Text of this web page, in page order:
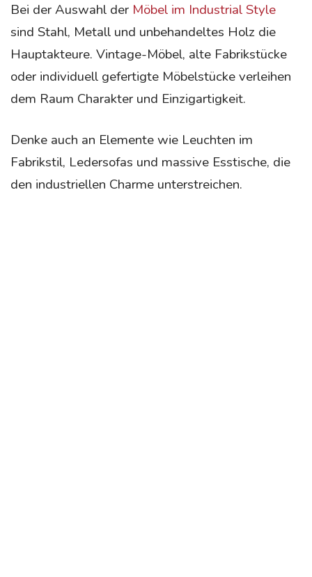
Bei der Auswahl der Möbel im Industrial Style
sind Stahl, Metall und unbehandeltes Holz die
Hauptakteure. Vintage-Möbel, alte Fabrikstücke
oder individuell gefertigte Möbelstücke verleihen
dem Raum Charakter und Einzigartigkeit.
Denke auch an Elemente wie Leuchten im
Fabrikstil, Ledersofas und massive Esstische, die
den industriellen Charme unterstreichen.